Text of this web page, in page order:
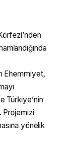
Ehemmiyet,
Türkiye’nin
Projemizi
yönelik